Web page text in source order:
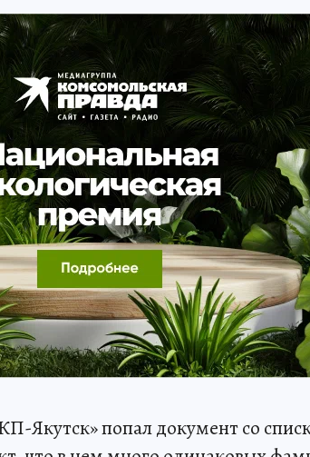
Якутск» попал документ со